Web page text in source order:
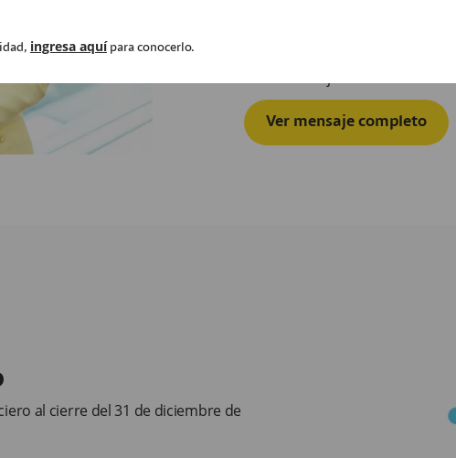
Ver mensaje completo
al cierre del 31 de diciembre de
ingresa aquí para conocerlo.